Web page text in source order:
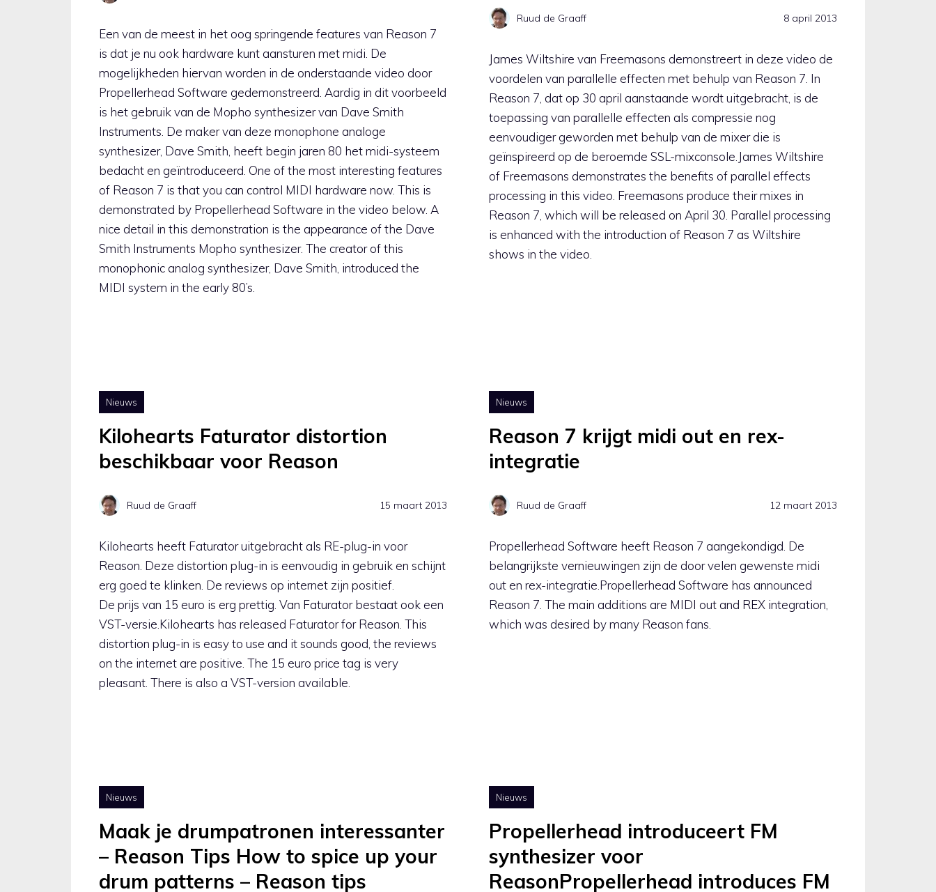
Een van de meest in het oog springende features van Reason 7
is dat je nu ook hardware kunt aansturen met midi. De
mogelijkheden hiervan worden in de onderstaande video door
Propellerhead Software gedemonstreerd. Aardig in dit voorbeeld
is het gebruik van de Mopho synthesizer van Dave Smith
Instruments. De maker van deze monophone analoge
synthesizer, Dave Smith, heeft begin jaren 80 het midi-systeem
bedacht en geïntroduceerd. One of the most interesting features
of Reason 7 is that you can control MIDI hardware now. This is
demonstrated by Propellerhead Software in the video below. A
nice detail in this demonstration is the appearance of the Dave
Smith Instruments Mopho synthesizer. The creator of this
monophonic analog synthesizer, Dave Smith, introduced the
MIDI system in the early 80’s.
Ruud de Graaff 8 april 2013
James Wiltshire van Freemasons demonstreert in deze video de
voordelen van parallelle effecten met behulp van Reason 7. In
Reason 7, dat op 30 april aanstaande wordt uitgebracht, is de
toepassing van parallelle effecten als compressie nog
eenvoudiger geworden met behulp van de mixer die is
geïnspireerd op de beroemde SSL-mixconsole.James Wiltshire
of Freemasons demonstrates the benefits of parallel effects
processing in this video. Freemasons produce their mixes in
Reason 7, which will be released on April 30. Parallel processing
is enhanced with the introduction of Reason 7 as Wiltshire
shows in the video.
Nieuws
Kilohearts Faturator distortion
beschikbaar voor Reason
Ruud de Graaff 15 maart 2013
Kilohearts heeft Faturator uitgebracht als RE-plug-in voor
Reason. Deze distortion plug-in is eenvoudig in gebruik en schijnt
erg goed te klinken. De reviews op internet zijn positief.
De prijs van 15 euro is erg prettig. Van Faturator bestaat ook een
VST-versie.Kilohearts has released Faturator for Reason. This
distortion plug-in is easy to use and it sounds good, the reviews
on the internet are positive. The 15 euro price tag is very
pleasant. There is also a VST-version available.
Nieuws
Reason 7 krijgt midi out en rex-
integratie
Ruud de Graaff 12 maart 2013
Propellerhead Software heeft Reason 7 aangekondigd. De
belangrijkste vernieuwingen zijn de door velen gewenste midi
out en rex-integratie.Propellerhead Software has announced
Reason 7. The main additions are MIDI out and REX integration,
which was desired by many Reason fans.
Nieuws
Maak je drumpatronen interessanter
– Reason Tips How to spice up your
drum patterns – Reason tips
Nieuws
Propellerhead introduceert FM
synthesizer voor
ReasonPropellerhead introduces FM